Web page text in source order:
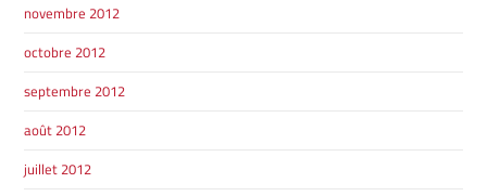
novembre 2012
octobre 2012
septembre 2012
août 2012
juillet 2012